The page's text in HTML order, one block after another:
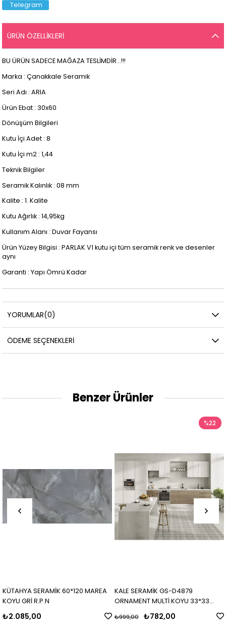
Telegram
ÜRÜN ÖZELLIKLERI
BU ÜRÜN SADECE MAĞAZA TESLİMDİR...!!!
Marka : Çanakkale Seramik
Seri Adı : ARIA
Ürün Ebat : 30x60
Dönüşüm Bilgileri
Kutu İçi Adet : 8
Kutu İçi m2 : 1,44
Teknik Bilgiler
Seramik Kalınlık : 08 mm
Kalite : 1. Kalite
Kutu Ağırlık : 14,95kg
Kullanım Alanı : Duvar Fayansı
Ürün Yüzey Bilgisi : PARLAK V1 kutu içi tüm seramik renk ve desenler
aynı
Garanti : Yapı Ömrü Kadar
YORUMLAR(0)
ÖDEME SEÇENEKLERI
Benzer Ürünler
KÜTAHYA SERAMİK 60*120 MAREA
KOYU GRİ R.P.N
₺2.085,00
KALE SERAMİK GS-D4879
ORNAMENT MULTİ KOYU 33*33
₺782,00
₺999,00
%22